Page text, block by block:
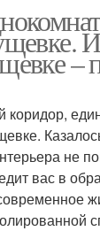
–
коридор,
не
вас в